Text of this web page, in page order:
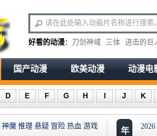
好看的动漫： 刀剑神域 三体 进击的巨
国产动漫 欧美动漫 动漫电
D E F G H J K
神魔 推理 悬疑 冒险 热血 游戏
年
2026